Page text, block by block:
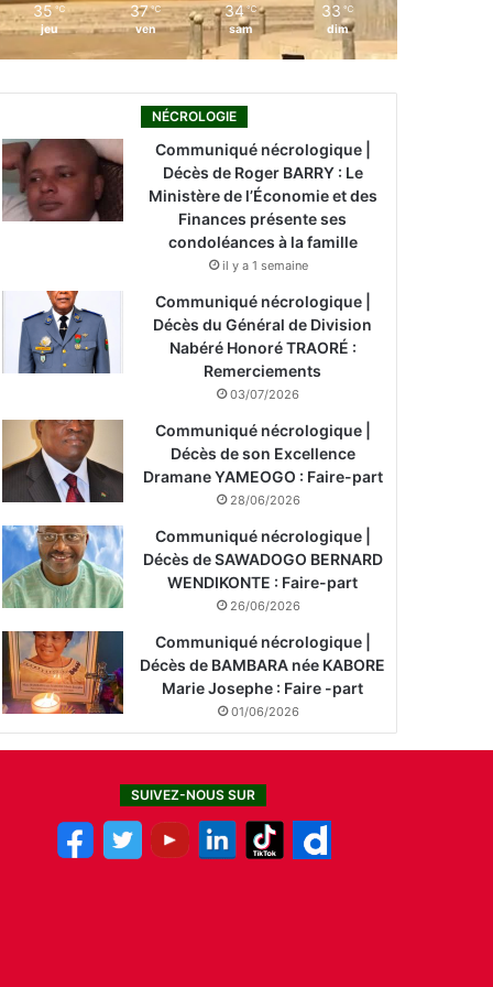
35 ℃
jeu
37 ℃
ven
34 ℃
sam
33 ℃
dim
NÉCROLOGIE
Communiqué nécrologique |
Décès de Roger BARRY : Le
Ministère de l’Économie et des
Finances présente ses
condoléances à la famille
il y a 1 semaine
Communiqué nécrologique |
Décès du Général de Division
Nabéré Honoré TRAORÉ :
Remerciements
03/07/2026
Communiqué nécrologique |
Décès de son Excellence
Dramane YAMEOGO : Faire-part
28/06/2026
Communiqué nécrologique |
Décès de SAWADOGO BERNARD
WENDIKONTE : Faire-part
26/06/2026
Communiqué nécrologique |
Décès de BAMBARA née KABORE
Marie Josephe : Faire -part
01/06/2026
SUIVEZ-NOUS SUR